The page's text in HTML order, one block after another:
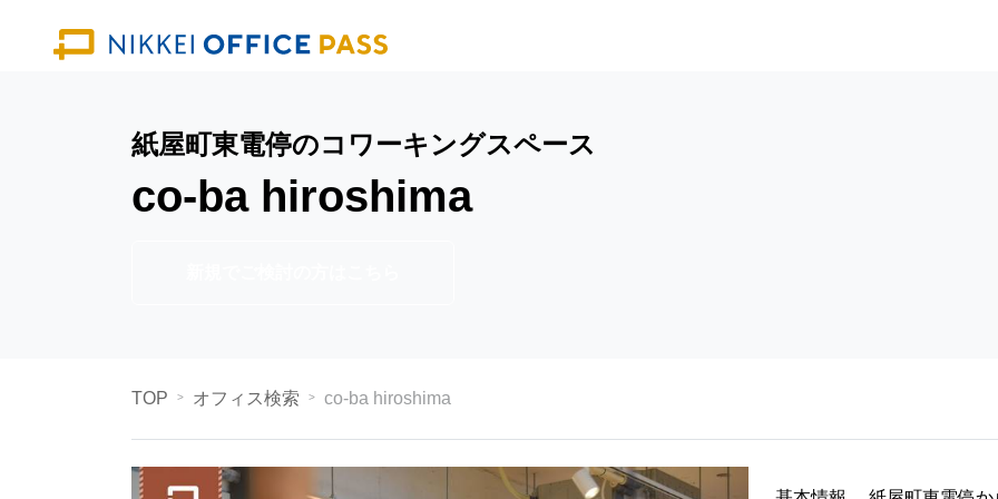
紙屋町東電停のコワーキングスペース
co-ba hiroshima
TOP オフィス検索 co-ba hiroshima